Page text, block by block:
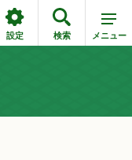
設定 検索 メニュー